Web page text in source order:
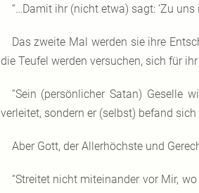
“…Damit ihr (nicht etwa) sagt: ‘Zu
Das zweite Mal werden sie ihre
die Teufel werden versuchen, sich für
“Sein (persönlicher Satan) Geselle
verleitet, sondern er (selbst) befand sich
Aber Gott, der Allerhöchste und
“Streitet nicht miteinander vor Mir,